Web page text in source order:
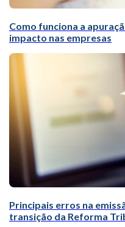
Como funciona a
impacto nas empresas
Principais erros na
transição da Reforma